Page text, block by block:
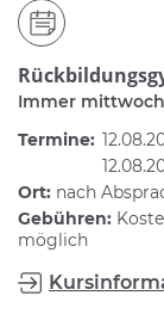
Immer
Termine:
Ort: nach
Gebühren:
möglich